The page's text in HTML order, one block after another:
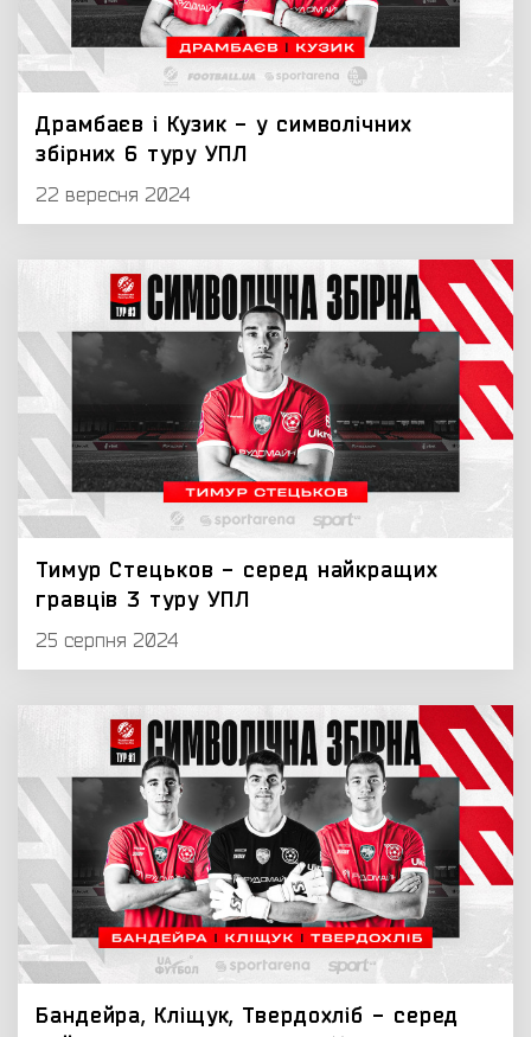
Драмбаєв і Кузик - у символічних
збірних 6 туру УПЛ
22 вересня 2024
Тимур Стецьков - серед найкращих
гравців 3 туру УПЛ
25 серпня 2024
Бандейра, Кліщук, Твердохліб - серед